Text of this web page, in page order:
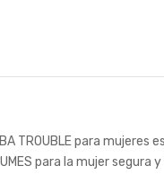
TROUBLE para
para la mujer